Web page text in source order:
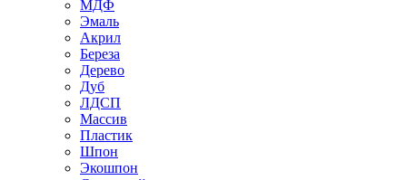
МДФ
Эмаль
Акрил
Береза
Дерево
Дуб
ЛДСП
Массив
Пластик
Шпон
Экошпон